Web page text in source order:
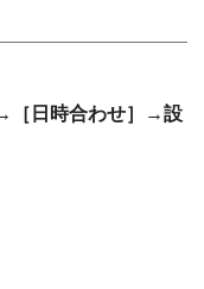
→［日時合わせ］→設